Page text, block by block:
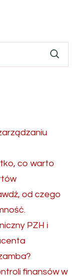
co warto
od czego
PZH i
finansów w